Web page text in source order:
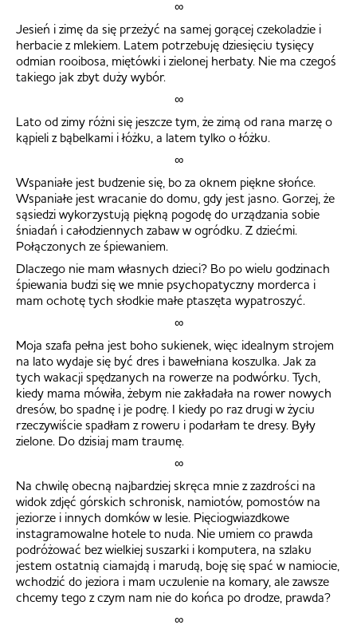
∞
Jesień i zimę da się przeżyć na samej gorącej czekoladzie i
herbacie z mlekiem. Latem potrzebuję dziesięciu tysięcy
odmian rooibosa, miętówki i zielonej herbaty. Nie ma czegoś
takiego jak zbyt duży wybór.
∞
Lato od zimy różni się jeszcze tym, że zimą od rana marzę o
kąpieli z bąbelkami i łóżku, a latem tylko o łóżku.
∞
Wspaniałe jest budzenie się, bo za oknem piękne słońce.
Wspaniałe jest wracanie do domu, gdy jest jasno. Gorzej, że
sąsiedzi wykorzystują piękną pogodę do urządzania sobie
śniadań i całodziennych zabaw w ogródku. Z dziećmi.
Połączonych ze śpiewaniem.
Dlaczego nie mam własnych dzieci? Bo po wielu godzinach
śpiewania budzi się we mnie psychopatyczny morderca i
mam ochotę tych słodkie małe ptaszęta wypatroszyć.
∞
Moja szafa pełna jest boho sukienek, więc idealnym strojem
na lato wydaje się być dres i bawełniana koszulka. Jak za
tych wakacji spędzanych na rowerze na podwórku. Tych,
kiedy mama mówiła, żebym nie zakładała na rower nowych
dresów, bo spadnę i je podrę. I kiedy po raz drugi w życiu
rzeczywiście spadłam z roweru i podarłam te dresy. Były
zielone. Do dzisiaj mam traumę.
∞
Na chwilę obecną najbardziej skręca mnie z zazdrości na
widok zdjęć górskich schronisk, namiotów, pomostów na
jeziorze i innych domków w lesie. Pięciogwiazdkowe
instagramowalne hotele to nuda. Nie umiem co prawda
podróżować bez wielkiej suszarki i komputera, na szlaku
jestem ostatnią ciamajdą i marudą, boję się spać w namiocie,
wchodzić do jeziora i mam uczulenie na komary, ale zawsze
chcemy tego z czym nam nie do końca po drodze, prawda?
∞